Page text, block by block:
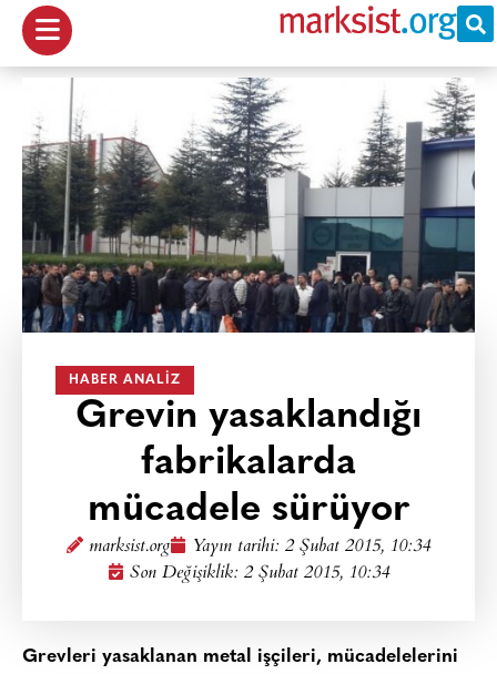
HABER ANALIZ
Grevin yasaklandığı
fabrikalarda
mücadele sürüyor
marksist.org Yayın tarihi: 2 Şubat 2015, 10:34
Son Değişiklik: 2 Şubat 2015, 10:34
Grevleri yasaklanan metal işçileri, mücadelelerini